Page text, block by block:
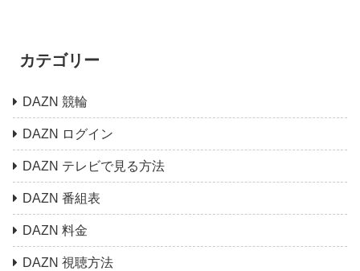
カテゴリー
DAZN 競輪
DAZN ログイン
DAZN テレビで見る方法
DAZN 番組表
DAZN 料金
DAZN 視聴方法